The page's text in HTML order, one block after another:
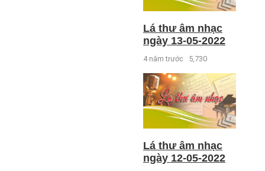
Lá thư âm nhạc
ngày 13-05-2022
4 năm trước 5,730
Lá thư âm nhạc
ngày 12-05-2022